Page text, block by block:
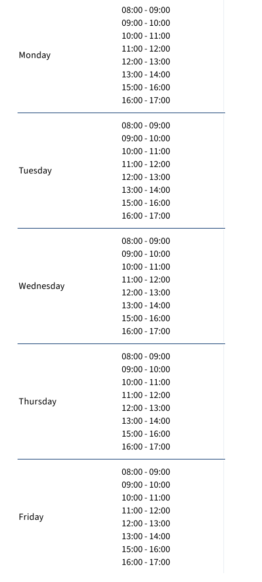
Monday
08:00 - 09:00
09:00 - 10:00
10:00 - 11:00
11:00 - 12:00
12:00 - 13:00
13:00 - 14:00
15:00 - 16:00
16:00 - 17:00
Tuesday
08:00 - 09:00
09:00 - 10:00
10:00 - 11:00
11:00 - 12:00
12:00 - 13:00
13:00 - 14:00
15:00 - 16:00
16:00 - 17:00
Wednesday
08:00 - 09:00
09:00 - 10:00
10:00 - 11:00
11:00 - 12:00
12:00 - 13:00
13:00 - 14:00
15:00 - 16:00
16:00 - 17:00
Thursday
08:00 - 09:00
09:00 - 10:00
10:00 - 11:00
11:00 - 12:00
12:00 - 13:00
13:00 - 14:00
15:00 - 16:00
16:00 - 17:00
Friday
08:00 - 09:00
09:00 - 10:00
10:00 - 11:00
11:00 - 12:00
12:00 - 13:00
13:00 - 14:00
15:00 - 16:00
16:00 - 17:00